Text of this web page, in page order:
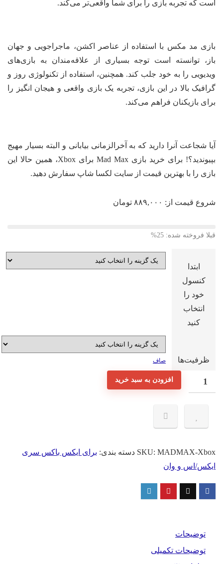
که تجربه بازی را برای شما واقعی‌تر می‌کند.
مد مکس با استفاده از عناصر اکشن، ماجراجویی و جهان
توانسته است توجه بسیاری از علاقه‌مندان به بازی‌های
را به خود جلب کند. همچنین، استفاده از تکنولوژی روز و
بالا در این بازی، تجربه یک بازی واقعی و هیجان انگیز را
بازیکنان فراهم می‌کند.
شجاعت آنرا دارید که به آخرالزمانی بیابانی و البته بسیار مهیج
بپیوندید؟! برای خرید بازی Mad Max برای Xbox، همین حالا این
را با بهترین قیمت از سایت لکسا شاپ سفارش دهید.
قیمت از: ۸۸۹,۰۰۰ تومان
فروخته شده: 25%
کنسول
خود را
انتخاب
کنید
ظرفیت‌ها صاف
افزودن به سبد خرید
SKU:MADMAX- دسته بندی:برای ایکس باکس سری
اس و وان
توضیحات
توضیحات تکمیلی